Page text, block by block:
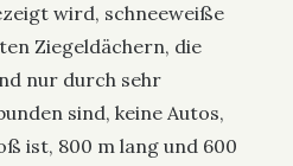
wird, schneeweiße
Ziegeldächern, die
nur durch sehr
sind, keine Autos,
ist, 800 m lang und 600